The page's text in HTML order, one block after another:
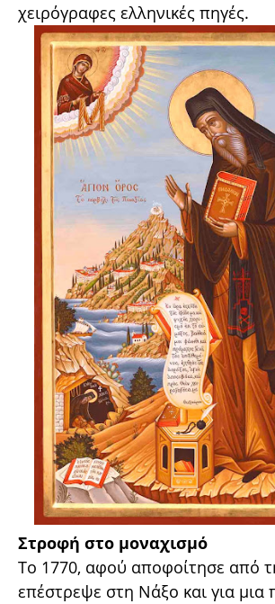
χειρόγραφες ελληνικές πηγές.
Στροφή στο μοναχισμό
Το 1770, αφού αποφοίτησε από
επέστρεψε στη Νάξο και για μια